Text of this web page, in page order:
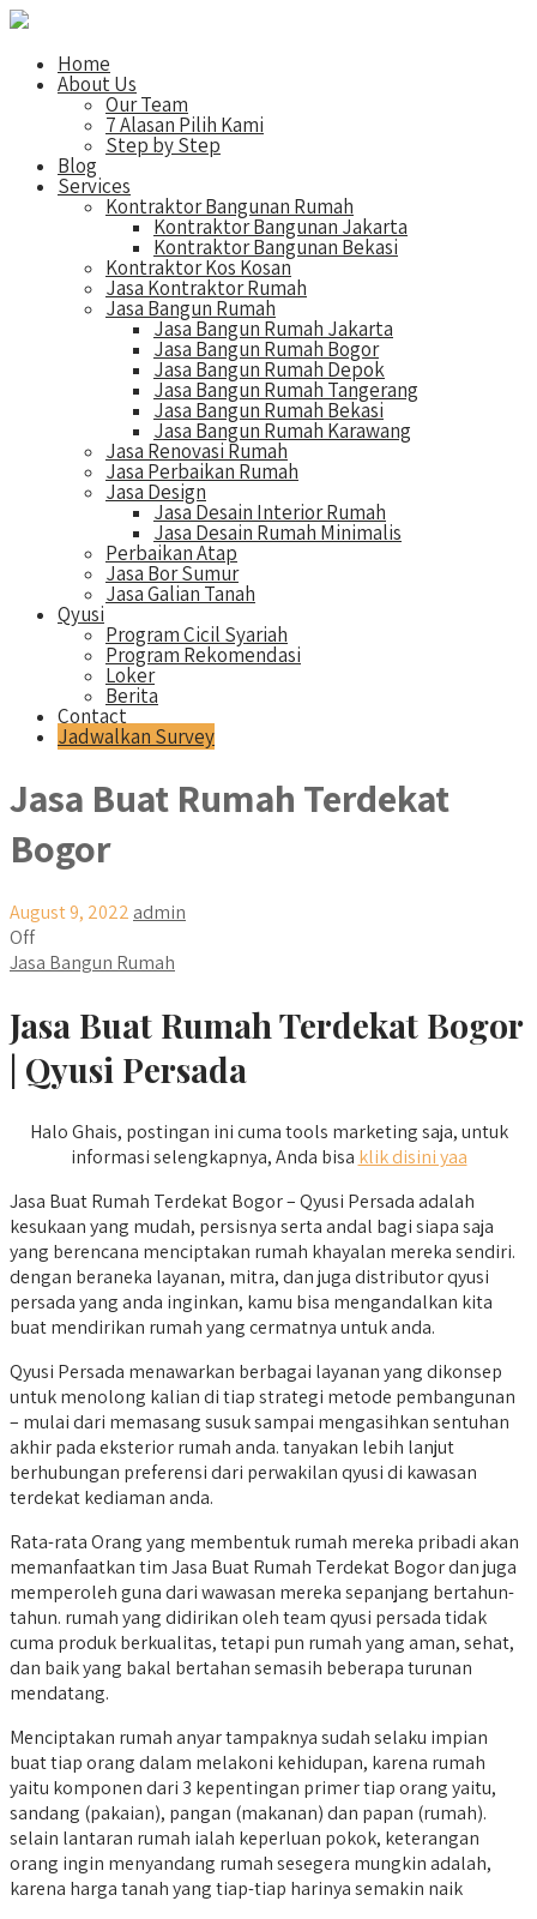
Home
About Us
Our Team
7 Alasan Pilih Kami
Step by Step
Blog
Services
Kontraktor Bangunan Rumah
Kontraktor Bangunan Jakarta
Kontraktor Bangunan Bekasi
Kontraktor Kos Kosan
Jasa Kontraktor Rumah
Jasa Bangun Rumah
Jasa Bangun Rumah Jakarta
Jasa Bangun Rumah Bogor
Jasa Bangun Rumah Depok
Jasa Bangun Rumah Tangerang
Jasa Bangun Rumah Bekasi
Jasa Bangun Rumah Karawang
Jasa Renovasi Rumah
Jasa Perbaikan Rumah
Jasa Design
Jasa Desain Interior Rumah
Jasa Desain Rumah Minimalis
Perbaikan Atap
Jasa Bor Sumur
Jasa Galian Tanah
Qyusi
Program Cicil Syariah
Program Rekomendasi
Loker
Berita
Contact
Jadwalkan Survey
Jasa Buat Rumah Terdekat
Bogor
August 9, 2022 admin
Off
Jasa Bangun Rumah
Jasa Buat Rumah Terdekat Bogor
| Qyusi Persada
Halo Ghais, postingan ini cuma tools marketing saja, untuk
informasi selengkapnya, Anda bisa klik disini yaa
Jasa Buat Rumah Terdekat Bogor – Qyusi Persada adalah
kesukaan yang mudah, persisnya serta andal bagi siapa saja
yang berencana menciptakan rumah khayalan mereka sendiri.
dengan beraneka layanan, mitra, dan juga distributor qyusi
persada yang anda inginkan, kamu bisa mengandalkan kita
buat mendirikan rumah yang cermatnya untuk anda.
Qyusi Persada menawarkan berbagai layanan yang dikonsep
untuk menolong kalian di tiap strategi metode pembangunan
– mulai dari memasang susuk sampai mengasihkan sentuhan
akhir pada eksterior rumah anda. tanyakan lebih lanjut
berhubungan preferensi dari perwakilan qyusi di kawasan
terdekat kediaman anda.
Rata-rata Orang yang membentuk rumah mereka pribadi akan
memanfaatkan tim Jasa Buat Rumah Terdekat Bogor dan juga
memperoleh guna dari wawasan mereka sepanjang bertahun-
tahun. rumah yang didirikan oleh team qyusi persada tidak
cuma produk berkualitas, tetapi pun rumah yang aman, sehat,
dan baik yang bakal bertahan semasih beberapa turunan
mendatang.
Menciptakan rumah anyar tampaknya sudah selaku impian
buat tiap orang dalam melakoni kehidupan, karena rumah
yaitu komponen dari 3 kepentingan primer tiap orang yaitu,
sandang (pakaian), pangan (makanan) dan papan (rumah).
selain lantaran rumah ialah keperluan pokok, keterangan
orang ingin menyandang rumah sesegera mungkin adalah,
karena harga tanah yang tiap-tiap harinya semakin naik